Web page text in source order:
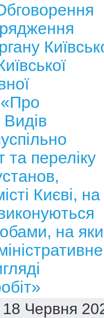
«Про
та переліку
Києві, на
на
Червня